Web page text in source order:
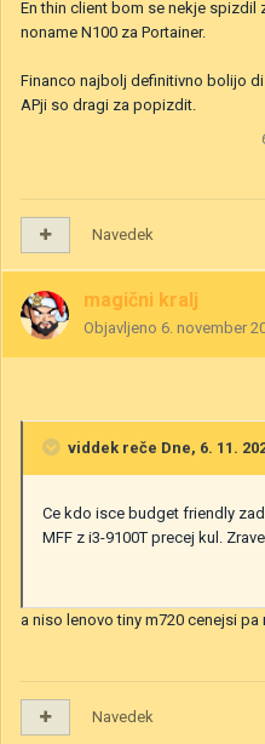
En thin client bom se nekje spizdil
noname N100 za Portainer.
Financo najbolj definitivno bolijo
APji so dragi za popizdit.
Navedek
magični kralj
Objavljeno 6. november
viddek reče Dne, 6. 11.
Ce kdo isce budget friendly
MFF z i3-9100T precej kul.
a niso lenovo tiny m720 cenejsi pa
Navedek